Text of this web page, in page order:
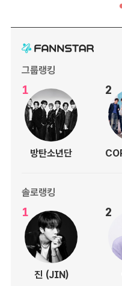
그룹랭킹
1
방탄소년단
2
솔로랭킹
1
진 (JIN)
2